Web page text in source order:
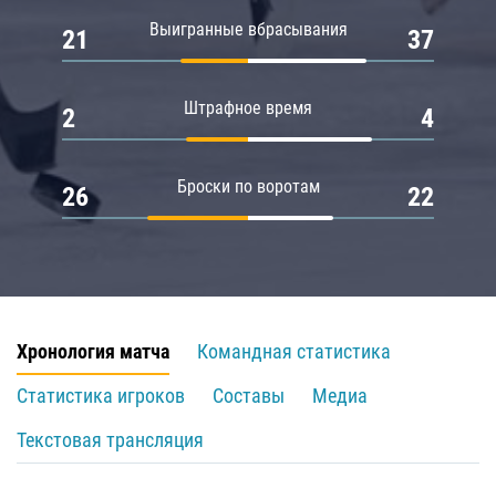
Выигранные вбрасывания
21 37
Штрафное время
2 4
Броски по воротам
26 22
Хронология матча
Командная статистика
Статистика игроков
Составы
Медиа
Текстовая трансляция